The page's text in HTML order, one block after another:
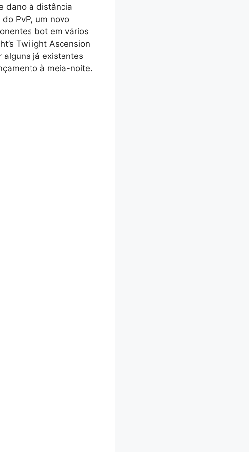
dano à distância
PvP, um novo
bot em vários
Twilight Ascension
alguns já existentes
à meia-noite.